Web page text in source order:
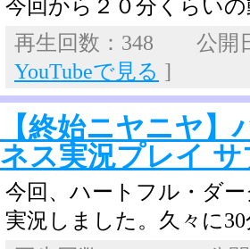
今回から２０分くらい
再生回数：348 公
YouTubeで見る ]
【終始ニヤニヤ
ネス実況プレイ
今回、ハートフル・ダ
実況しました。久々に